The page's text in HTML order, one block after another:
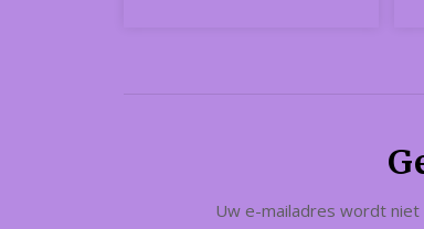
Uw e-mailadres wordt niet